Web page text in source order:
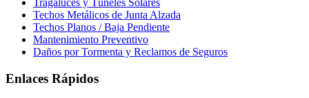
Tragaluces y Túneles Solares
Techos Metálicos de Junta Alzada
Techos Planos / Baja Pendiente
Mantenimiento Preventivo
Daños por Tormenta y Reclamos de Seguros
Enlaces Rápidos